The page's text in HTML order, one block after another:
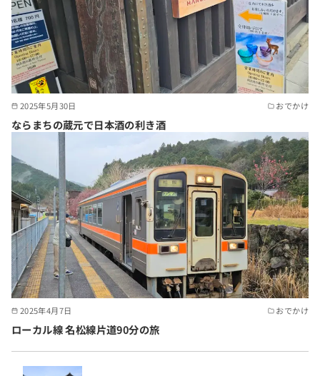
2025年5月30日 おでかけ
ならまちの蔵元で日本酒の利き酒
2025年4月7日 おでかけ
ローカル線 名松線片道90分の旅